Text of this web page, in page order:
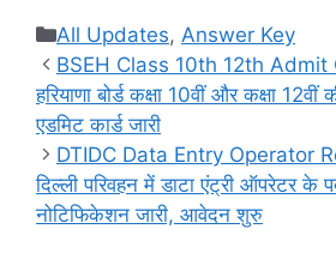
Categories
All Updates, Answer Key
BSEH Class 10th 12th
हरियाणा बोर्ड कक्षा 10वीं और कक्षा 12वीं
एडमिट कार्ड जारी
DTIDC Data Entry Operator
दिल्ली परिवहन में डाटा एंट्री ऑपरेटर के
नोटिफिकेशन जारी, आवेदन शुरु